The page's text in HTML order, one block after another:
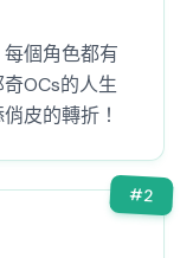
個角色都有
OCs的人生
皮的轉折！
#2